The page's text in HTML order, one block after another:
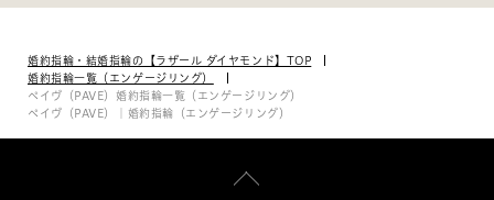
婚約指輪・結婚指輪の【ラザール ダイヤモンド】TOP
婚約指輪一覧（エンゲージリング）
ペイヴ（PAVE）婚約指輪一覧（エンゲージリング）
ペイヴ（PAVE）｜婚約指輪（エンゲージリング）